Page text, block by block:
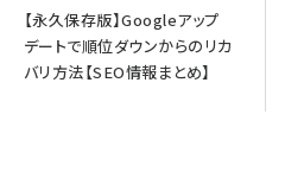
【永久保存版】Googleアップ
デートで順位ダウンからのリカ
バリ方法【SEO情報まとめ】